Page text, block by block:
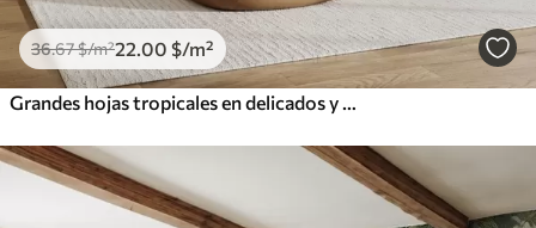
36.67$/m²22 .00 $/m²